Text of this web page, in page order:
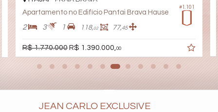
#1.101
Apartamento no Edifício Pantai Brava Hause
2 3 1 118,02 77,45
R$ 1.770.000R$ 1.390.000, 00
JEAN CARLO EXCLUSIVE